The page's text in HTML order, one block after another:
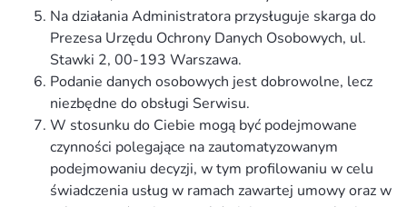
Na działania Administratora przysługuje skarga do
Prezesa Urzędu Ochrony Danych Osobowych, ul.
Stawki 2, 00-193 Warszawa.
Podanie danych osobowych jest dobrowolne, lecz
niezbędne do obsługi Serwisu.
W stosunku do Ciebie mogą być podejmowane
czynności polegające na zautomatyzowanym
podejmowaniu decyzji, w tym profilowaniu w celu
świadczenia usług w ramach zawartej umowy oraz w